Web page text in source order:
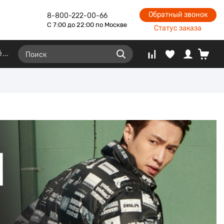
8-800-222-00-66
С 7:00 до 22:00 по Москве
Обратный звонок
Статус заказа